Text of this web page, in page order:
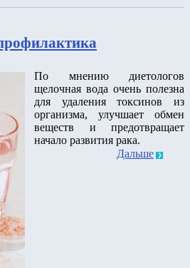
По мнению диетологов
щелочная вода очень полезна
для удаления токсинов из
организма, улучшает обмен
веществ и предотвращает
начало развития рака.
Дальше